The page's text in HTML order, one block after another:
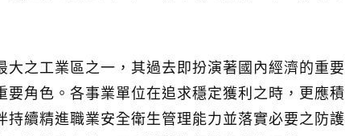
之工業區之一，其過去即扮演著國內經濟的重
角色。各事業單位在追求穩定獲利之時，更應
續精進職業安全衛生管理能力並落實必要之防